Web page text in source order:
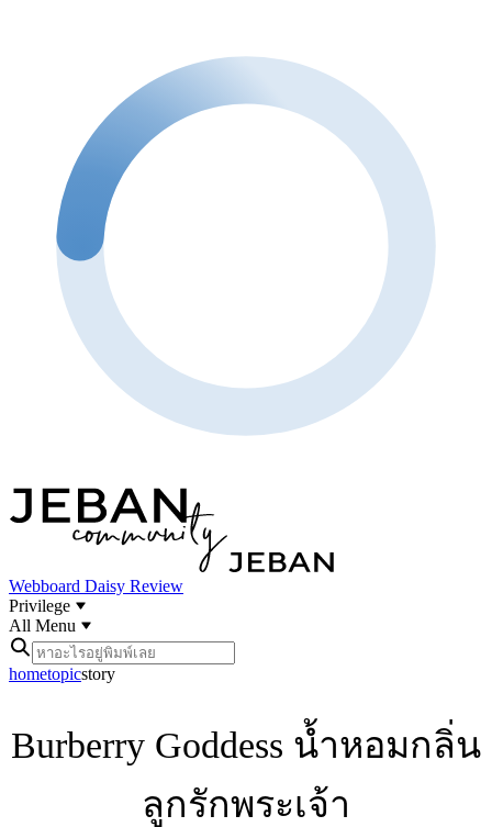
Webboard Daisy Review
Privilege
All Menu
hometopicstory
Burberry Goddess น้ำหอมกลิ่น
ลูกรักพระเจ้า